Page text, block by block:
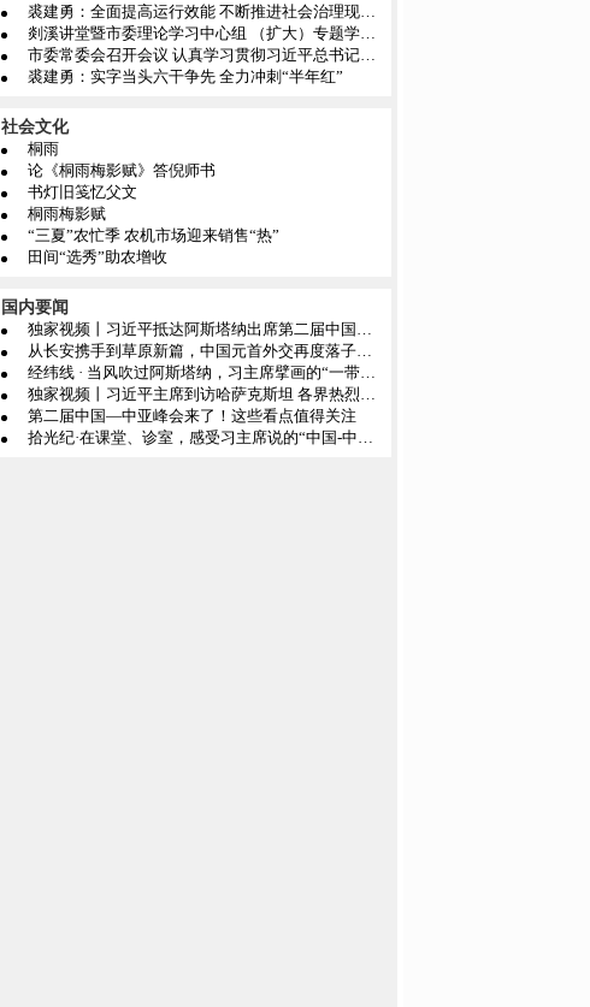
裘建勇：全面提高运行效能 不断推进社会治理现代化
剡溪讲堂暨市委理论学习中心组 （扩大）专题学习会举行
市委常委会召开会议 认真学习贯彻习近平总书记重要讲话精神
裘建勇：实字当头六干争先 全力冲刺“半年红”
社会文化
桐雨
论《桐雨梅影赋》答倪师书
书灯旧笺忆父文
桐雨梅影赋
“三夏”农忙季 农机市场迎来销售“热”
田间“选秀”助农增收
国内要闻
独家视频丨习近平抵达阿斯塔纳出席第二届中国—中亚峰会
从长安携手到草原新篇，中国元首外交再度落子中亚
经纬线 · 当风吹过阿斯塔纳，习主席擘画的“一带一路”绿意正浓
独家视频丨习近平主席到访哈萨克斯坦 各界热烈欢迎
第二届中国—中亚峰会来了！这些看点值得关注
拾光纪·在课堂、诊室，感受习主席说的“中国-中亚合作大有可为”